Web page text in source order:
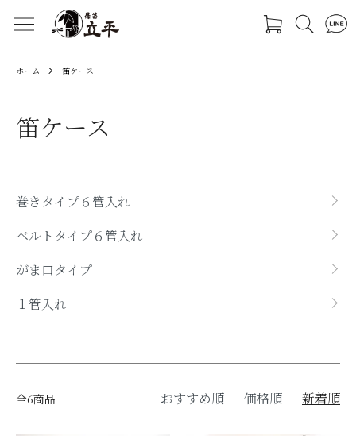
ホーム 笛ケース
笛ケース
巻きタイプ６管入れ
ベルトタイプ６管入れ
がま口タイプ
１管入れ
全6商品 おすすめ順 価格順 新着順